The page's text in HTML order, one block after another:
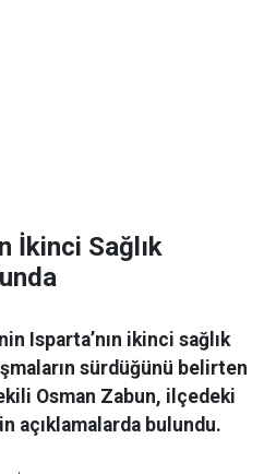
İkinci Sağlık
Isparta’nın ikinci sağlık
sürdüğünü belirten
Osman Zabun, ilçedeki
açıklamalarda bulundu.